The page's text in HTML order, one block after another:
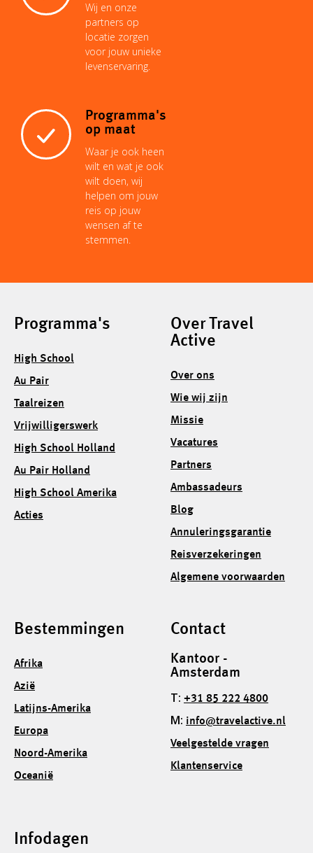
Wij en onze
partners op
locatie zorgen
voor jouw unieke
levenservaring.
Programma's
op maat
Waar je ook heen
wilt en wat je ook
wilt doen, wij
helpen om jouw
reis op jouw
wensen af te
stemmen.
Programma's
High School
Au Pair
Taalreizen
Vrijwilligerswerk
High School Holland
Au Pair Holland
High School Amerika
Acties
Over Travel
Active
Over ons
Wie wij zijn
Missie
Vacatures
Partners
Ambassadeurs
Blog
Annuleringsgarantie
Reisverzekeringen
Algemene voorwaarden
Bestemmingen
Afrika
Azië
Latijns-Amerika
Europa
Noord-Amerika
Oceanië
Contact
Kantoor -
Amsterdam
T: +31 85 222 4800
M: info@travelactive.nl
Veelgestelde vragen
Klantenservice
Infodagen